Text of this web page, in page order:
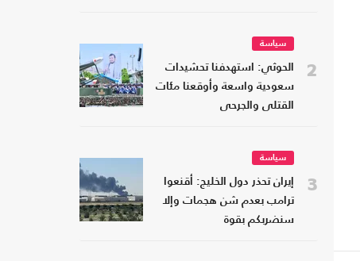
2
سياسة
الحوثي: استهدفنا تحشيدات
سعودية واسعة وأوقعنا مئات
القتلى والجرحى
3
سياسة
إيران تحذر دول الخليج: أقنعوا
ترامب بعدم شن هجمات وإلا
سنضربكم بقوة